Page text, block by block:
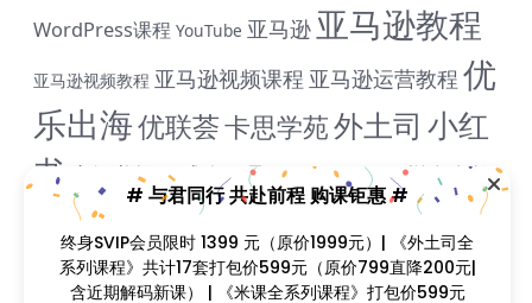
WordPress课程 YouTube 亚马逊 亚马逊教程
亚马逊视频教程 亚马逊视频课程 亚马逊运营教程 优
乐出海优联荟卡思学苑外土司 小红
书 小红书教程 成人用品 抖音教程 拼多多 拼多多教
淘宝教程 米课
ADS教程谷歌SEO教程 谷歌SEO课程 谷歌运用教程
# 与君同行 共赴前程 购课钜惠 #
终身SVIP会员限时 1399 元（原价1999元）| 《外土司全
系列课程》共计17套打包价599元（原价799直降200元|
含近期解码新课） | 《米课全系列课程》打包价599元